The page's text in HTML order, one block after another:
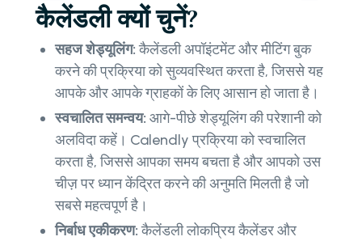
कैलेंडली क्यों चुनें?
सहज शेड्यूलिंग:कैलेंडली अपॉइंटमेंट और मीटिंग बुक
करने की प्रक्रिया को सुव्यवस्थित करता है, जिससे यह
आपके और आपके ग्राहकों के लिए आसान हो जाता है।
स्वचालित समन्वय: आगे-पीछे शेड्यूलिंग की परेशानी को
अलविदा कहें। Calendly प्रक्रिया को स्वचालित
करता है, जिससे आपका समय बचता है और आपको उस
चीज़ पर ध्यान केंद्रित करने की अनुमति मिलती है जो
सबसे महत्वपूर्ण है।
निर्बाध एकीकरण:कैलेंडली लोकप्रिय कैलेंडर और